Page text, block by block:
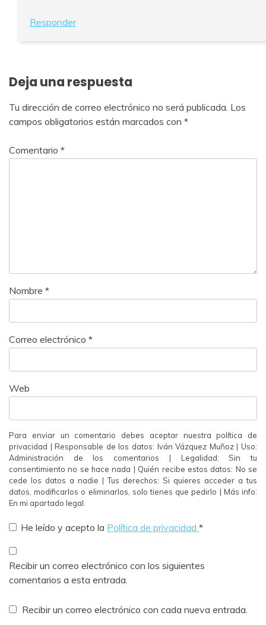
Responder
Deja una respuesta
Tu dirección de correo electrónico no será publicada. Los
campos obligatorios están marcados con *
Comentario *
Nombre *
Correo electrónico *
Web
Para enviar un comentario debes aceptar nuestra política de
privacidad | Responsable de los datos: Iván Vázquez Muñoz | Uso:
Administración de los comentarios | Legalidad: Sin tu
consentimiento no se hace nada | Quién recibe estos datos: No se
cede los datos a nadie | Tus derechos: Si quieres acceder a tus
datos, modificarlos o eliminarlos, solo tienes que pedirlo | Más info:
En mi apartado legal.
He leído y acepto la Política de privacidad *
Recibir un correo electrónico con los siguientes
comentarios a esta entrada.
Recibir un correo electrónico con cada nueva entrada.